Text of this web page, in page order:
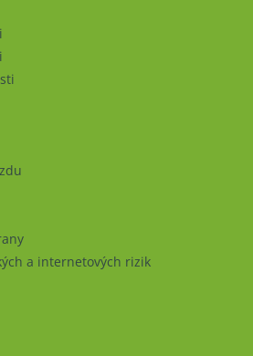
a internetových rizik